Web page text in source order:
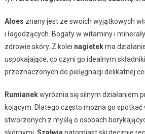
Aloes znany jest ze swoich wyjątkowych
i łagodzących. Bogaty w witaminy i
zdrowie skóry. Z kolei nagietekma
uspokajające, co czyni go idealnym
przeznaczonych do pielęgnacji delikatnej
Rumianekwyróżnia się silnym działaniem
kojącym. Dlatego często można go
stworzonych z myślą o osobach
skórnymi. Szałwia natomiast skutecznie